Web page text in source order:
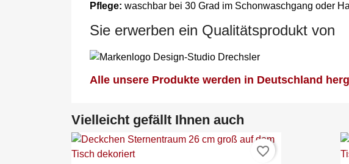
Pflege: waschbar bei 30 Grad im Schonwaschgang oder
Sie erwerben ein Qualitätsprodukt von
Alle unsere Produkte werden in Deutschland
Vielleicht gefällt Ihnen auch
favorite_border